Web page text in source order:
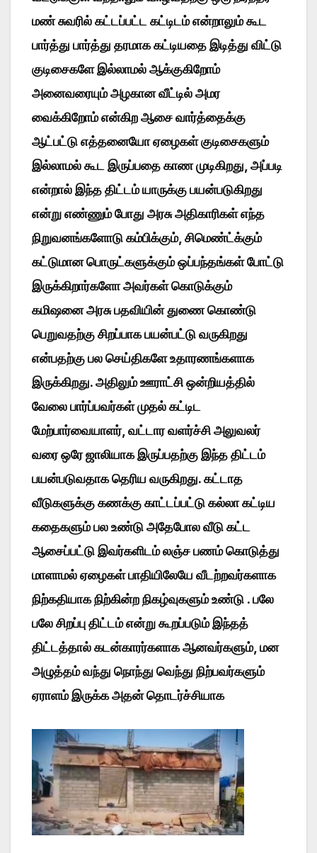
மண் சுவரில் கட்டப்பட்ட கட்டிடம் என்றாலும் கூட
பார்த்து பார்த்து தரமாக கட்டியதை இடித்து விட்டு
குடிசைகளே இல்லாமல் ஆக்குகிறோம்
அனைவரையும் அழகான வீட்டில் அமர
வைக்கிறோம் என்கிற ஆசை வார்த்தைக்கு
ஆட்பட்டு எத்தனையோ ஏழைகள் குடிசைகளும்
இல்லாமல் கூட இருப்பதை காண முடிகிறது, அப்படி
என்றால் இந்த திட்டம் யாருக்கு பயன்படுகிறது
என்று எண்ணும் போது அரசு அதிகாரிகள் எந்த
நிறுவனங்களோடு கம்பிக்கும், சிமெண்ட்க்கும்
கட்டுமான பொருட்களுக்கும் ஒப்பந்தங்கள் போட்டு
இருக்கிறார்களோ அவர்கள் கொடுக்கும்
கமிஷனை அரசு பதவியின் துணை கொண்டு
பெறுவதற்கு சிறப்பாக பயன்பட்டு வருகிறது
என்பதற்கு பல செய்திகளே உதாரணங்களாக
இருக்கிறது. அதிலும் ஊராட்சி ஒன்றியத்தில்
வேலை பார்ப்பவர்கள் முதல் கட்டிட
மேற்பார்வையாளர், வட்டார வளர்ச்சி அலுவலர்
வரை ஒரே ஜாலியாக இருப்பதற்கு இந்த திட்டம்
பயன்படுவதாக தெரிய வருகிறது. கட்டாத
வீடுகளுக்கு கணக்கு காட்டப்பட்டு கல்லா கட்டிய
கதைகளும் பல உண்டு அதேபோல வீடு கட்ட
ஆசைப்பட்டு இவர்களிடம் லஞ்ச பணம் கொடுத்து
மாளாமல் ஏழைகள் பாதியிலேயே வீடற்றவர்களாக
நிற்கதியாக நிற்கின்ற நிகழ்வுகளும் உண்டு . பலே
பலே சிறப்பு திட்டம் என்று கூறப்படும் இந்தத்
திட்டத்தால் கடன்காரர்களாக ஆனவர்களும், மன
அழுத்தம் வந்து நொந்து வெந்து நிற்பவர்களும்
ஏராளம் இருக்க அதன் தொடர்ச்சியாக